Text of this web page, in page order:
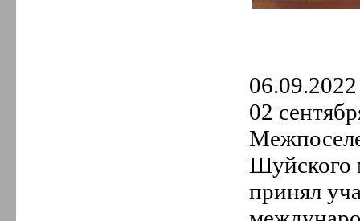
06.09.2022
02
Шуйского
принял